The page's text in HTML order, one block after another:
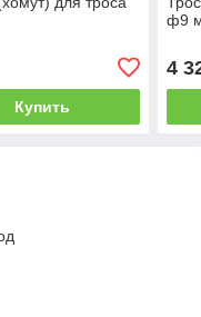
Купить
ф9
4